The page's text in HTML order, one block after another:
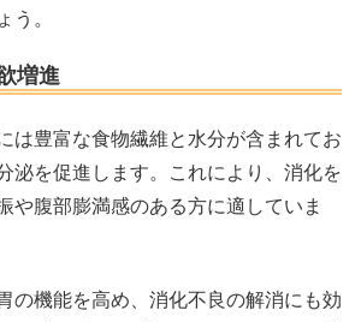
う。
増進
は豊富な食物繊維と水分が含まれてお
泌を促進します。これにより、消化を
や腹部膨満感のある方に適していま
の機能を高め、消化不良の解消にも効